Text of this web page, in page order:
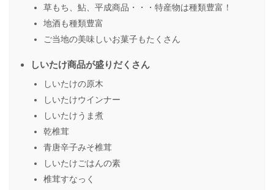
草もち、鮎、平成商品・・・特産物は種類豊富！
地酒も種類豊富
ご当地の美味しいお菓子もたくさん
しいたけ商品が盛りだくさん
しいたけの原木
しいたけウインナー
しいたけうま煮
乾椎茸
青唐辛子みそ椎茸
しいたけごはんの素
椎茸すなっく